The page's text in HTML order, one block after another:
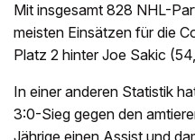
Mit insgesamt 828 NHL-
meisten Einsätzen für die
Platz 2 hinter Joe Sakic
In einer anderen Statistik
3:0-Sieg gegen den